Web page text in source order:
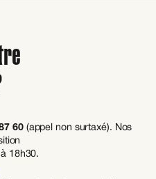
60(appel non surtaxé). Nos
18h30.